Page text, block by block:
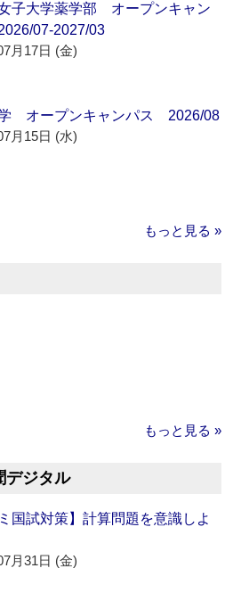
子大学薬学部 オープンキャン
07-2027/03
月17日 (金)
オープンキャンパス 2026/08
月15日 (水)
もっと見る »
もっと見る »
デジタル
ミ国試対策】計算問題を意識しよ
月31日 (金)